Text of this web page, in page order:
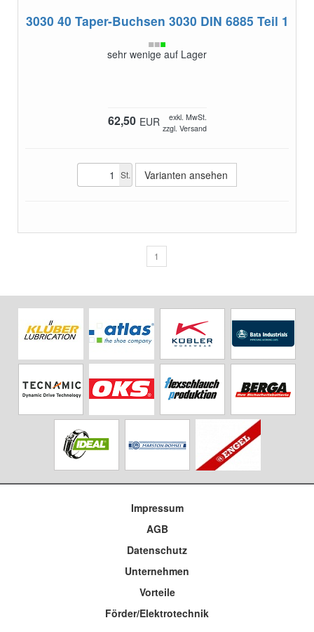
3030 40 Taper-Buchsen 3030 DIN 6885 Teil 1
sehr wenige auf Lager
62,50 EUR
exkl. MwSt.
zzgl. Versand
St. Varianten ansehen
1
Impressum
AGB
Datenschutz
Unternehmen
Vorteile
Förder/Elektrotechnik